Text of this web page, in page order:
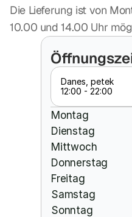
Die Lieferung ist von
10.00 und 14.00 Uhr
Danes, petek
12:00 - 22:00
Montag
Dienstag
Mittwoch
Donnerstag
Freitag
Samstag
Sonntag